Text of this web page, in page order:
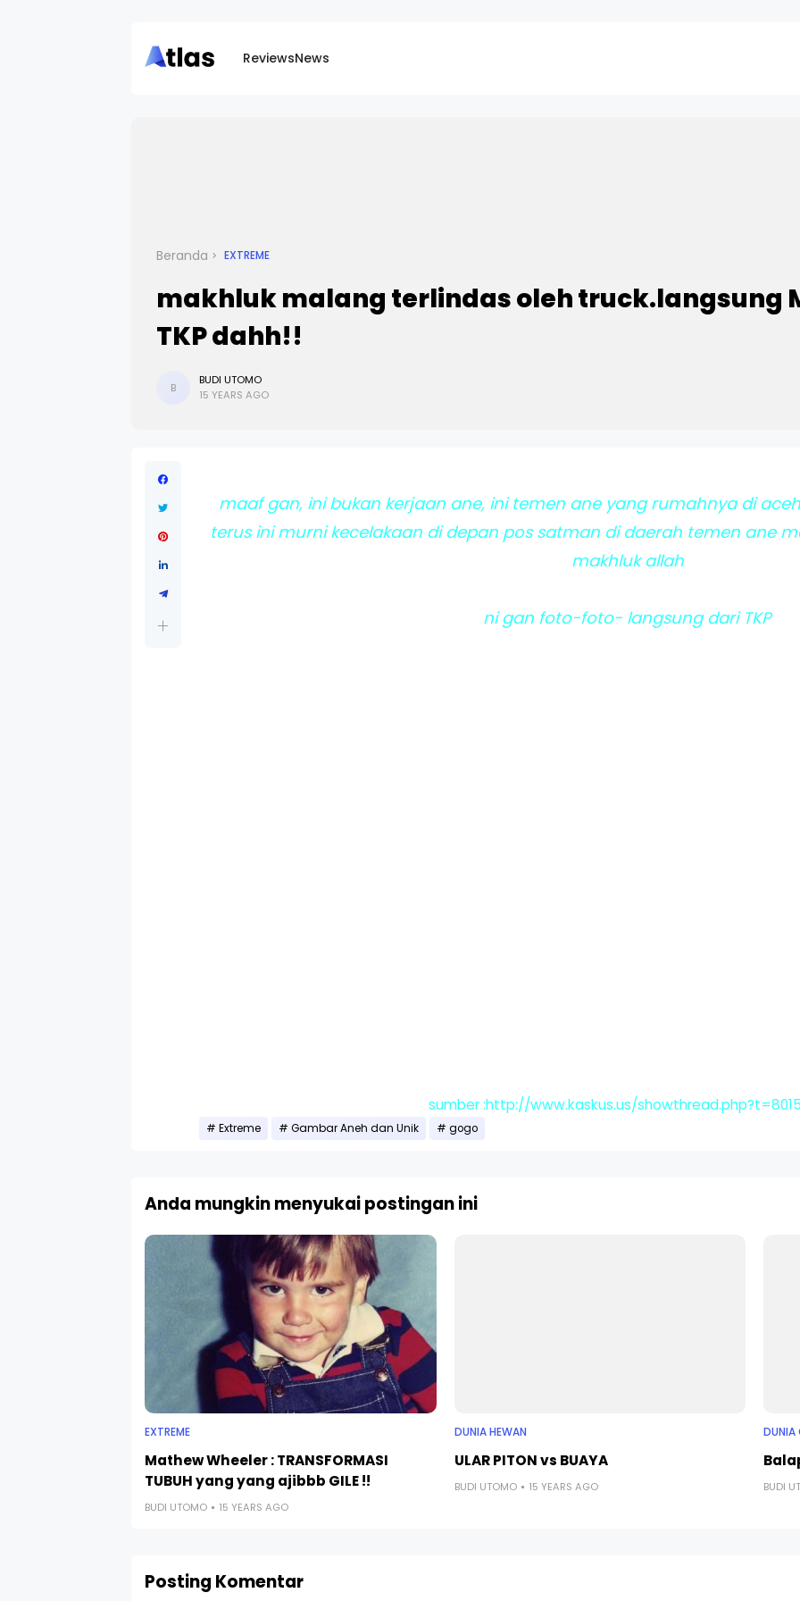
ReviewsNews
Beranda EXTREME
makhluk malang terlindas oleh truck.langsung
TKP dahh!!
B
BUDI UTOMO
15 YEARS AGO
maaf gan, ini bukan kerjaan ane, ini temen ane yang rumahnya di
terus ini murni kecelakaan di depan pos satman di daerah temen ane
makhluk allah
ni gan foto-foto- langsung dari TKP
sumber :http://www.kaskus.us/
Extreme Gambar Aneh dan Unik gogo
Anda mungkin menyukai postingan ini
EXTREME
Mathew Wheeler : TRANSFORMASI
TUBUH yang yang ajibbb GILE !!
BUDI UTOMO 15 YEARS AGO
DUNIA HEWAN
ULAR PITON vs BUAYA
BUDI UTOMO 15 YEARS AGO
DUNIA
BUDI
Posting Komentar